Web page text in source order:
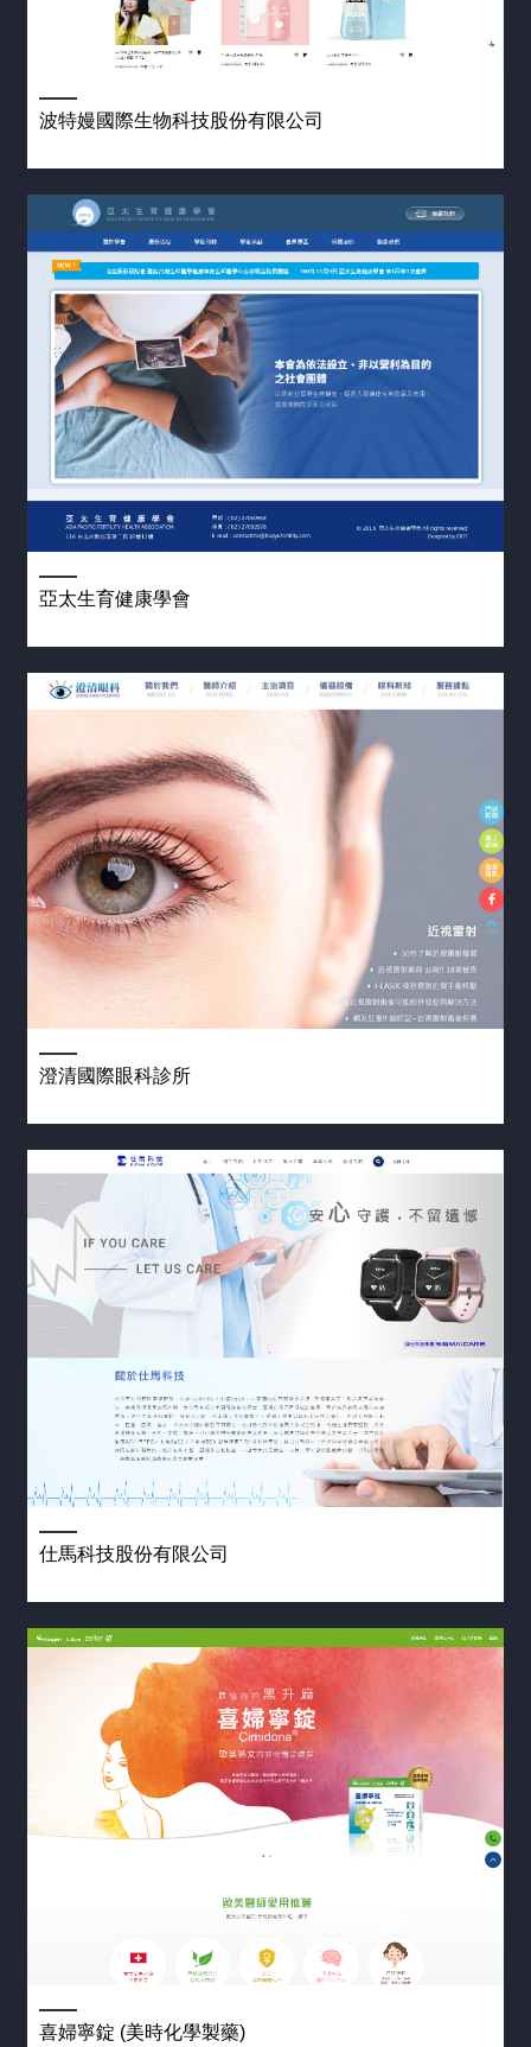
波特嫚國際生物科技股份有限公司
亞太生育健康學會
澄清國際眼科診所
仕馬科技股份有限公司
喜婦寧錠 (美時化學製藥)